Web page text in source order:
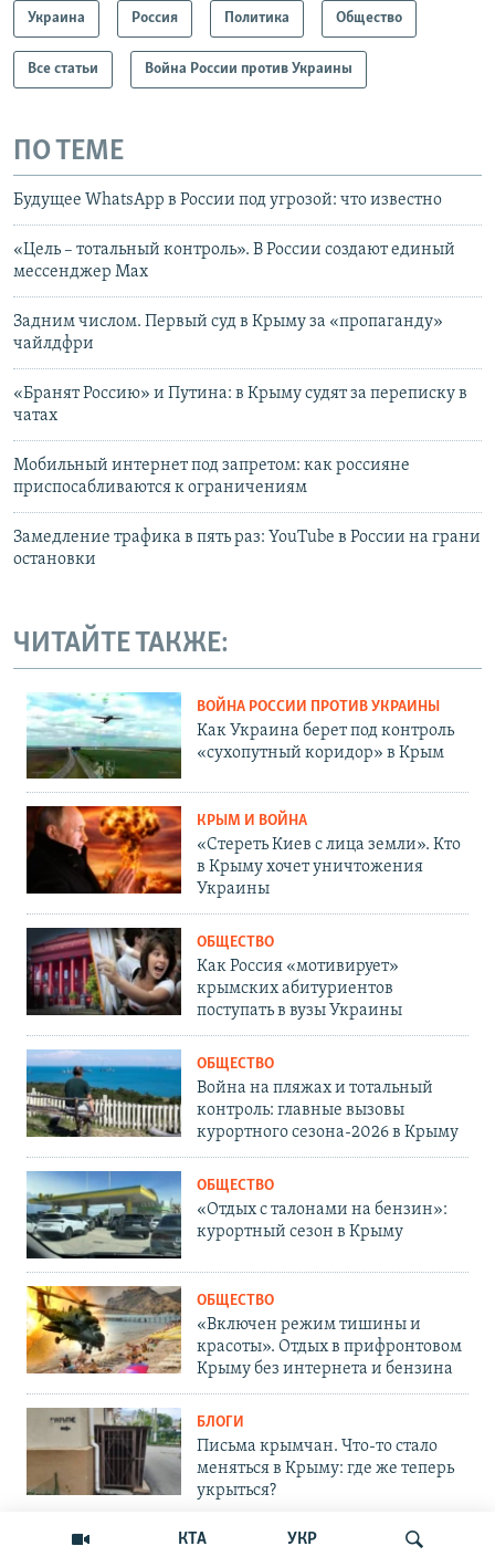
КТА УКР
Украина Россия Политика Общество
Все статьи Война России против Украины
ПО ТЕМЕ
Будущее WhatsApp в России под угрозой: что известно
«Цель – тотальный контроль». В России создают единый
мессенджер Max
Задним числом. Первый суд в Крыму за «пропаганду»
чайлдфри
«Бранят Россию» и Путина: в Крыму судят за переписку в
чатах
Мобильный интернет под запретом: как россияне
приспосабливаются к ограничениям
Замедление трафика в пять раз: YouTube в России на грани
остановки
ЧИТАЙТЕ ТАКЖЕ:
ВОЙНА РОССИИ ПРОТИВ УКРАИНЫ
Как Украина берет под контроль
«сухопутный коридор» в Крым
КРЫМ И ВОЙНА
«Стереть Киев с лица земли». Кто
в Крыму хочет уничтожения
Украины
ОБЩЕСТВО
Как Россия «мотивирует»
крымских абитуриентов
поступать в вузы Украины
ОБЩЕСТВО
Война на пляжах и тотальный
контроль: главные вызовы
курортного сезона-2026 в Крыму
ОБЩЕСТВО
«Отдых с талонами на бензин»:
курортный сезон в Крыму
ОБЩЕСТВО
«Включен режим тишины и
красоты». Отдых в прифронтовом
Крыму без интернета и бензина
БЛОГИ
Письма крымчан. Что-то стало
меняться в Крыму: где же теперь
укрыться?
ОБЩЕСТВО